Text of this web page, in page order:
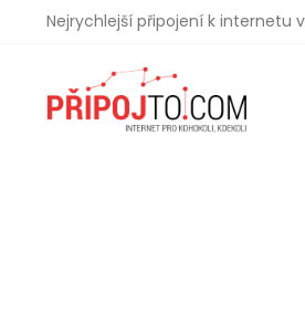
Nejrychlejší připojení k internetu